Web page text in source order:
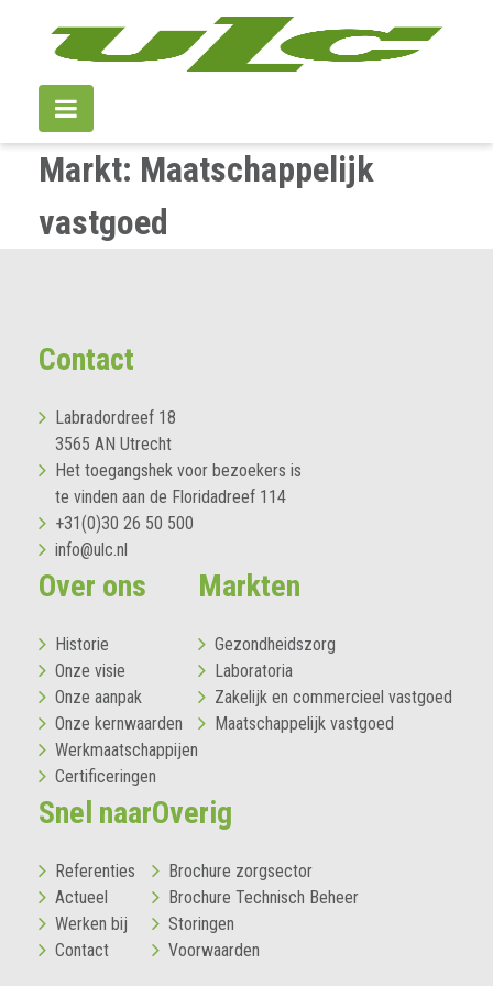
Markt: Maatschappelijk
vastgoed
Contact
Labradordreef 18
3565 AN Utrecht
Het toegangshek voor bezoekers is
te vinden aan de Floridadreef 114
+31(0)30 26 50 500
info@ulc.nl
Over ons
Historie
Onze visie
Onze aanpak
Onze kernwaarden
Werkmaatschappijen
Certificeringen
Markten
Gezondheidszorg
Laboratoria
Zakelijk en commercieel vastgoed
Maatschappelijk vastgoed
Snel naar
Referenties
Actueel
Werken bij
Contact
Overig
Brochure zorgsector
Brochure Technisch Beheer
Storingen
Voorwaarden